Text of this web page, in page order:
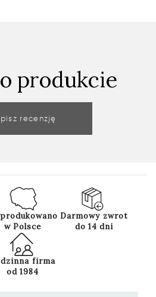
produkcie
recenzję
w Polsce
Darmowy zwrot
do 14 dni
firma
od 1984